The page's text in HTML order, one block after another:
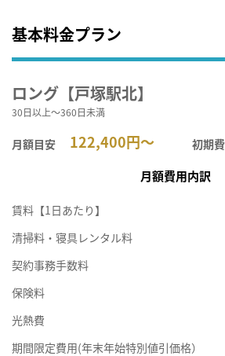
基本料金プラン
ロング【戸塚駅北】
30日以上～360日未満
月額目安 122,400円～ 初期
月額費用内訳
賃料【1日あたり】
清掃料・寝具レンタル料
契約事務手数料
保険料
光熱費
期間限定費用(年末年始特別値引価格）